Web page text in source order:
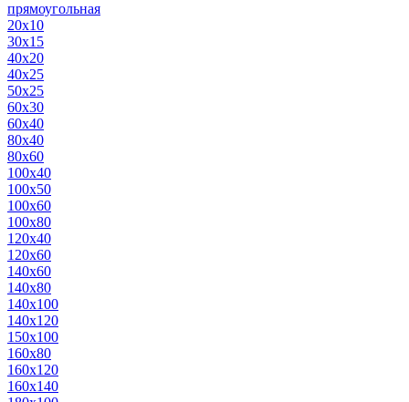
прямоугольная
20х10
30х15
40х20
40х25
50х25
60х30
60х40
80х40
80х60
100х40
100х50
100х60
100х80
120х40
120х60
140х60
140х80
140х100
140х120
150х100
160х80
160х120
160х140